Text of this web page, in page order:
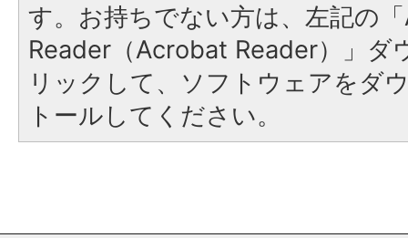
す。お持ちでない方は、左記の
Reader（Acrobat Reader）」ダ
リックして、ソフトウェアをダ
トールしてください。